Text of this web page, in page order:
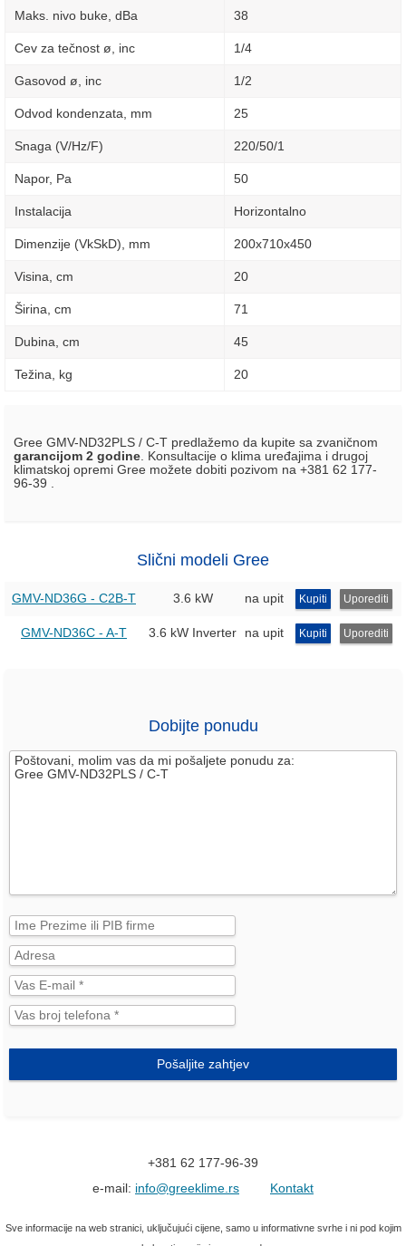
Maks. nivo buke, dBa 38
Cev za tečnost ø, inc 1/4
Gasovod ø, inc 1/2
Odvod kondenzata, mm 25
Snaga (V/Hz/F) 220/50/1
Napor, Pa 50
Instalacija Horizontalno
Dimenzije (VkSkD), mm 200х710х450
Visina, сm 20
Širina, сm 71
Dubina, сm 45
Težina, kg 20
Gree GMV-ND32PLS / C-T predlažemo da kupite sa zvaničnom
garancijom 2 godine . Konsultacije o klima uređajima i drugoj
klimatskoj opremi Gree možete dobiti pozivom na +381 62 177-
96-39 .
Slični modeli Gree
GMV-ND36G - C2B-T 3.6 kW na upit Kupiti Uporediti
GMV-ND36C - A-T 3.6 kW Inverter na upit Kupiti Uporediti
Dobijte ponudu
Pošaljite zahtjev
+381 62 177-96-39
e-mail: info@greeklime.rs Kontakt
Sve informacije na web stranici, uključujući cijene, samo u informativne svrhe i ni pod kojim